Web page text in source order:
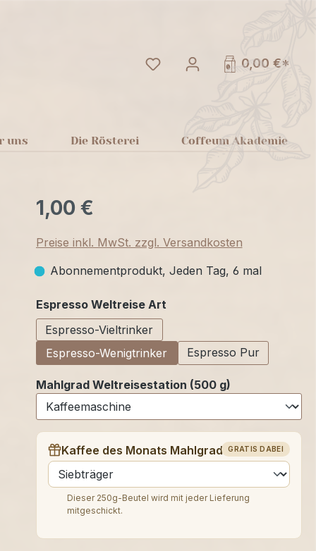
Du hast 0 Produkte auf
0,00 €*
uns Die Rösterei Coffeum Akademie
1,00 €
Preise inkl. MwSt. zzgl. Versandkosten
Abonnementprodukt, Jeden Tag, 6 mal
Espresso Weltreise Artauswählen
Espresso-Vieltrinker
Espresso-Wenigtrinker
Espresso Pur
Mahlgrad Weltreisestation (500 g)
GRATIS DABEI
Kaffee des Monats Mahlgrad (250 g)
auswählen
Dieser 250g-Beutel wird mit jeder Lieferung
mitgeschickt.